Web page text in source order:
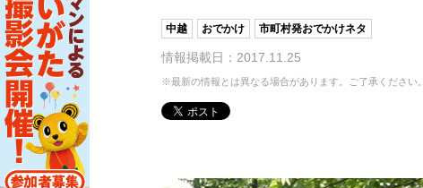
中越 おでかけ 市町村発おでかけネタ
情報掲載日：2017.11.25
※最新の情報とは異なる場合があります。ご了承ください。